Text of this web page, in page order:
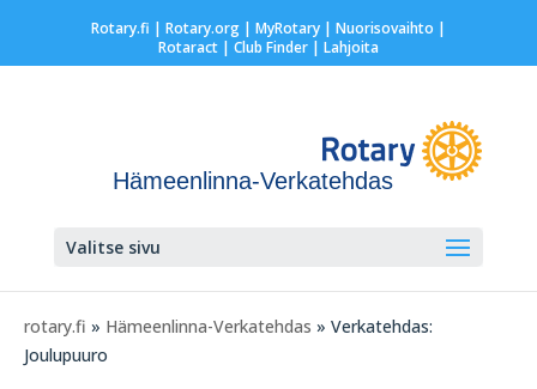
Rotary.fi | Rotary.org| MyRotary | Nuorisovaihto |
Rotaract| Club Finder| Lahjoita
Hämeenlinna-Verkatehdas
Valitse sivu
rotary.fi » Hämeenlinna-Verkatehdas » Verkatehdas:
Joulupuuro